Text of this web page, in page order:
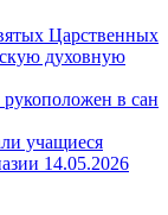
Царственных
духовную
в сан
учащиеся
14.05.2026